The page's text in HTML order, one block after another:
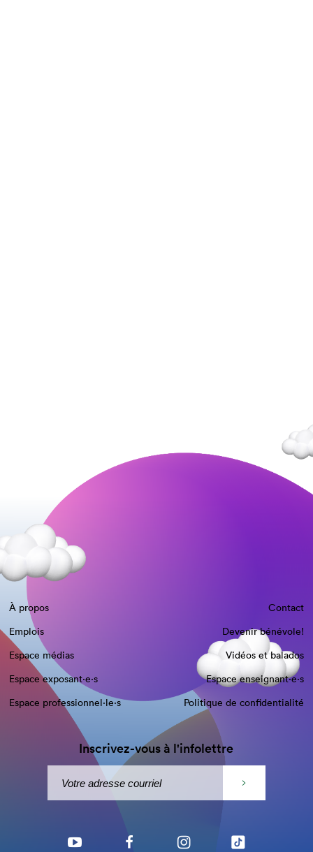
À propos
Contact
Emplois
Devenir bénévole!
Espace médias
Vidéos et balados
Espace exposant·e⋅s
Espace enseignant·e⋅s
Espace professionnel·le⋅s
Politique de confidentialité
Inscrivez-vous à l'infolettre